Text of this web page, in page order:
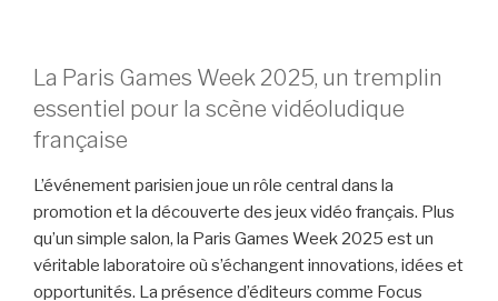
La Paris Games Week 2025, un tremplin
essentiel pour la scène vidéoludique
française
L’événement parisien joue un rôle central dans la
promotion et la découverte des jeux vidéo français. Plus
qu’un simple salon, la Paris Games Week 2025 est un
véritable laboratoire où s’échangent innovations, idées et
opportunités. La présence d’éditeurs comme Focus